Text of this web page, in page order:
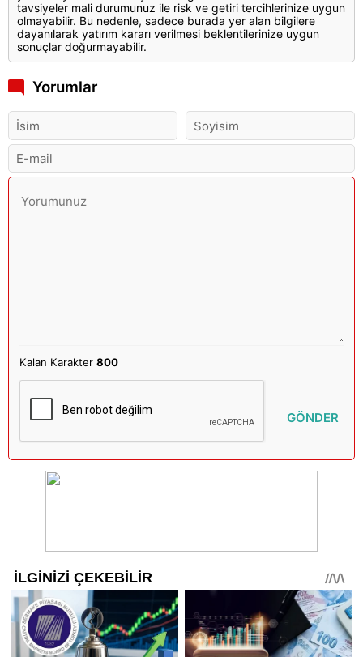
tavsiyeler mali durumunuz ile risk ve getiri tercihlerinize uygun
olmayabilir. Bu nedenle, sadece burada yer alan bilgilere
dayanılarak yatırım kararı verilmesi beklentilerinize uygun
sonuçlar doğurmayabilir.
Yorumlar
Kalan Karakter800
GÖNDER